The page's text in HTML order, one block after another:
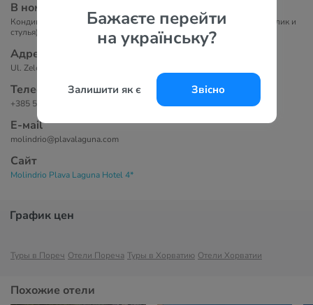
Бажаєте перейти
на українську?
Залишити як є Звісно
В номерах
Кондиционер, ванная комната, телевизор, балкон или терраса (столик и
стулья), бесплатный Wi-Fi, телефон, сейф, мини-бар.
Адрес
Ul. Zelena laguna 2, 52440 Poreč, Istria, Croatia
Телефоны
+385 52 412 000
Е-маil
molindrio@plavalaguna.com
Сайт
Molindrio Plava Laguna Hotel 4*
График цен
Туры в Пореч Отели Пореча Туры в Хорватию Отели Хорватии
Похожие отели